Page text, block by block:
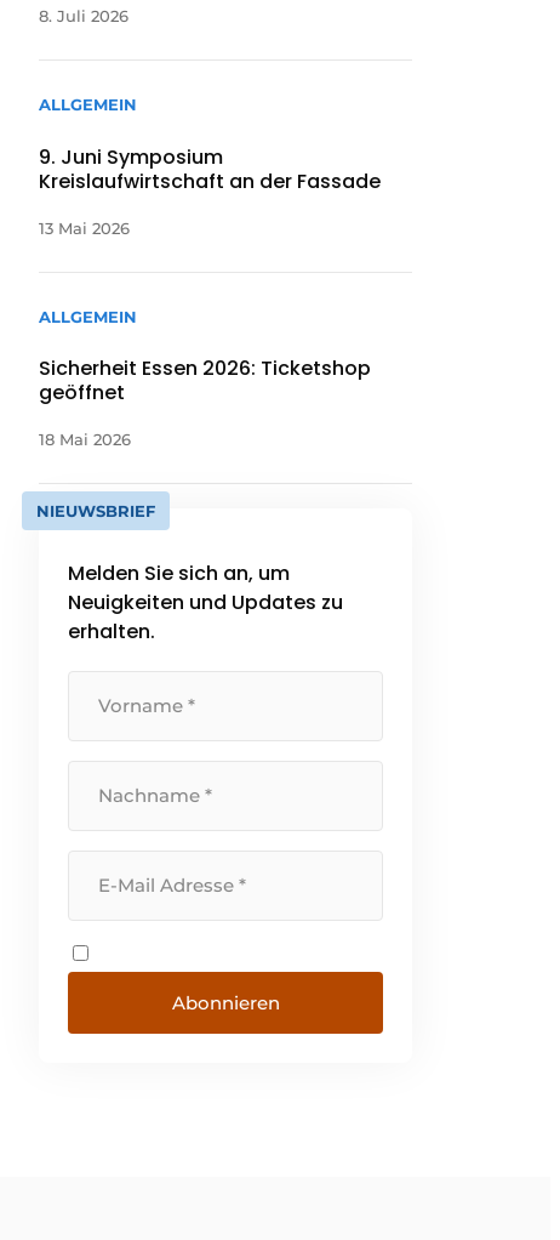
8. Juli 2026
ALLGEMEIN
9. Juni Symposium
Kreislaufwirtschaft an der Fassade
13 Mai 2026
ALLGEMEIN
Sicherheit Essen 2026: Ticketshop
geöffnet
18 Mai 2026
NIEUWSBRIEF
Melden Sie sich an, um
Neuigkeiten und Updates zu
erhalten.
Abonnieren